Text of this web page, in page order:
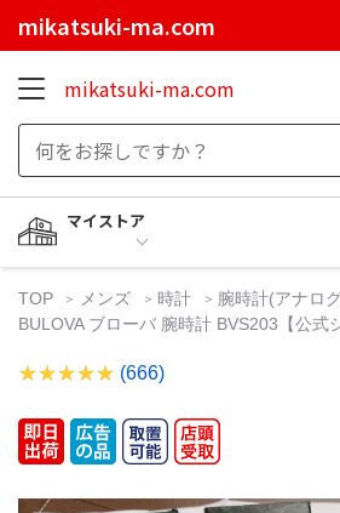
mikatsuki-ma.com
mikatsuki-ma.com
マイストア
TOP メンズ 時計 腕時計(アナロ
BULOVA ブローバ 腕時計 BVS203【公式
(666)